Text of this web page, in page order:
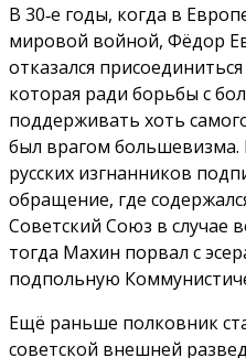
В 30‑е годы, когда в
мировой войной, Фёдор
отказался
которая ради борьбы с
поддерживать хоть
был врагом большевизма.
русских изгнанников
обращение, где
Советский Союз в
тогда Махин порвал с
подпольную
Ещё раньше полковник
советской внешней